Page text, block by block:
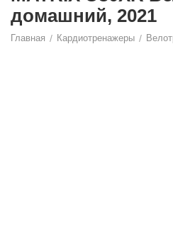
домашний, 2021
Главная / Кардиотренажеры /